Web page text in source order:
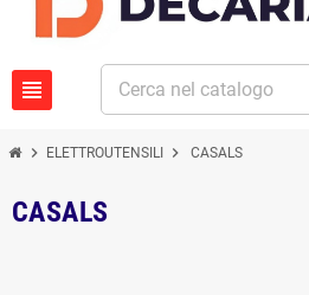
view_headline
chevron_right ELETTROUTENSILI chevron_right CASALS
CASALS